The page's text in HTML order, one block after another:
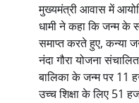
मुख्यमंत्री आवास में
धामी ने कहा कि जन्म के
समाप्त करते हुए, कन्या
नंदा गौरा योजना
बालिका के जन्म पर 11
उच्च शिक्षा के लिए 51